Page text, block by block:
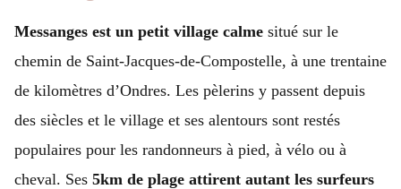
Messanges est un petit village calme situé sur le
chemin de Saint-Jacques-de-Compostelle, à une trentaine
de kilomètres d’Ondres. Les pèlerins y passent depuis
des siècles et le village et ses alentours sont restés
populaires pour les randonneurs à pied, à vélo ou à
cheval. Ses 5km de plage attirent autant les surfeurs